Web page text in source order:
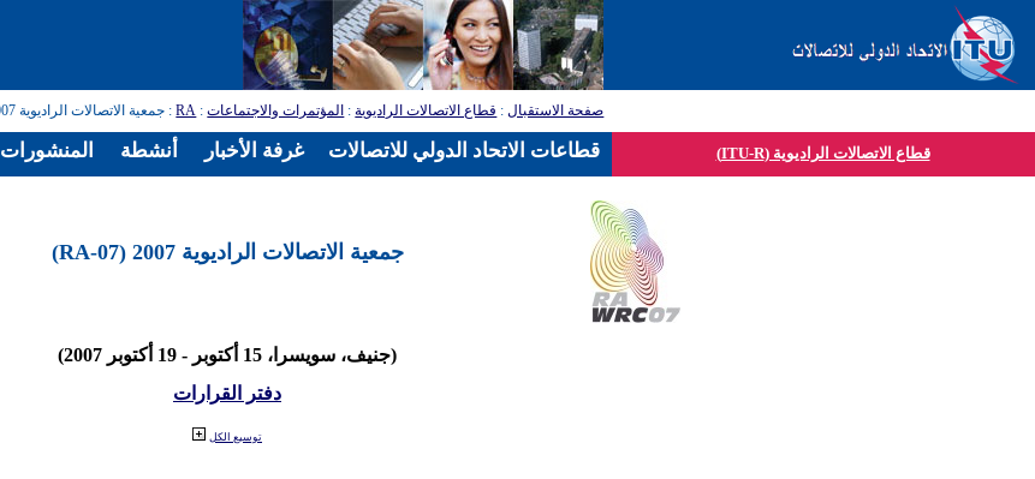
صفحة الاستقبال: قطاع الاتصالات الراديوية: المؤتمرات والاجتماعات:
RA: جمعية الاتصالات الراديوية 2007 (RA-07)
قطاع الاتصالات الراديوية (ITU-R)
جمعية الاتصالات الراديوية 2007 (RA-07)
(جنيف، سويسرا، 15 أكتوبر - 19 أكتوبر 2007)
دفتر القرارات
توسيع الكل
المنشورات أنشطة غرفة الأخبار قطاعات الاتحاد الدولي للاتصالات